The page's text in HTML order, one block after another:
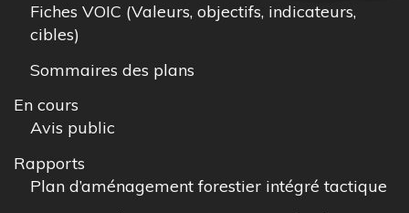
Fiches VOIC (Valeurs, objectifs, indicateurs,
cibles)
Sommaires des plans
En cours
Avis public
Rapports
Plan d’aménagement forestier intégré tactique